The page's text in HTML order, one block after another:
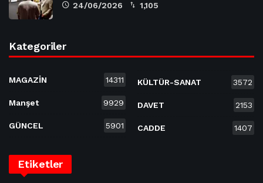
24/06/2026 1,105
Kategoriler
MAGAZİN 14311
Manşet 9929
GÜNCEL 5901
KÜLTÜR-SANAT 3572
DAVET 2153
CADDE 1407
Etiketler